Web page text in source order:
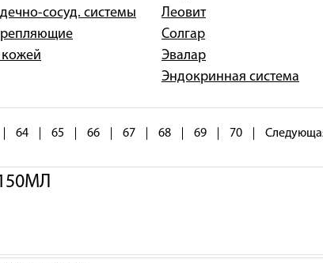
сосуд. системы
кожей
Леовит
Солгар
Эвалар
Эндокринная система
64 65 66 67 68 69 70